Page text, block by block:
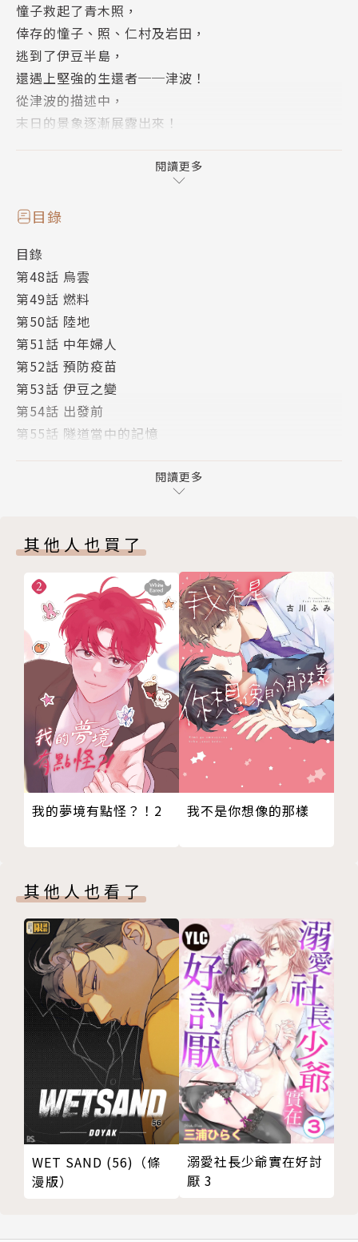
憧子救起了青木照，
倖存的憧子、照、仁村及岩田，
逃到了伊豆半島，
還遇上堅強的生還者──津波！
從津波的描述中，
末日的景象逐漸展露出來！
而仁村、憧子則負責尋找津波所說的倖存人群！
竟遇上了關係「末日之謎」的人物──「龍頭」？
閱讀更多
目錄
目錄
第48話 烏雲
第49話 燃料
第50話 陸地
第51話 中年婦人
第52話 預防疫苗
第53話 伊豆之變
第54話 出發前
第55話 隧道當中的記憶
閱讀更多
其他人也買了
我的夢境有點怪？！2 我不是你想像的那樣
其他人也看了
WET SAND (56)（條
漫版）
溺愛社長少爺實在好討
厭 3